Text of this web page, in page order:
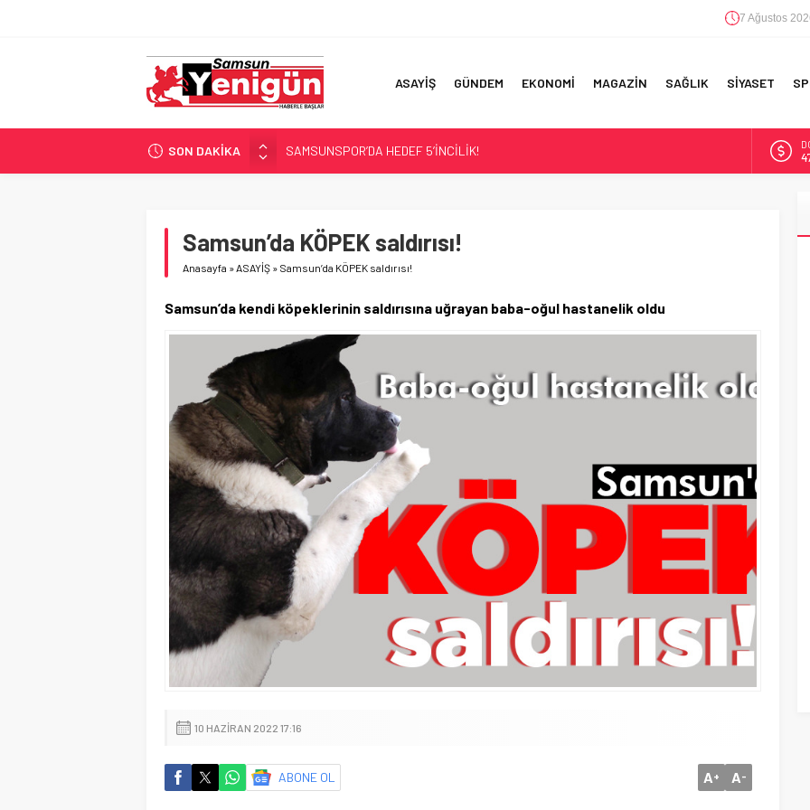
7 Ağustos
ASAYİŞ GÜNDEM EKONOMİ MAGAZİN SAĞLIK SİYASET
SON DAKİKA
SAMSUNSPOR’DA HEDEF 5’İNCİLİK!
‘BAFRA’YA YATIRIM YAPIN!’
YÖNETİCİ SEÇERKEN YAPILAN EN BÜYÜK HATALAR
GERİ SAYIM BAŞLADI
Samsun’da KÖPEK saldırısı!
Anasayfa »ASAYİŞ » Samsun’da KÖPEK saldırısı!
Samsun’da kendi köpeklerinin saldırısına uğrayan baba-oğul hastanelik oldu
10 HAZIRAN 2022 17:16
ABONE OL A+ A-